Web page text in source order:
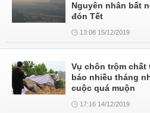
Nguyên nhân bất
đón Tết
13:08 15/12/2019
Vụ chôn trộm chất
báo nhiều tháng
cuộc quá muộn
17:16 14/12/2019